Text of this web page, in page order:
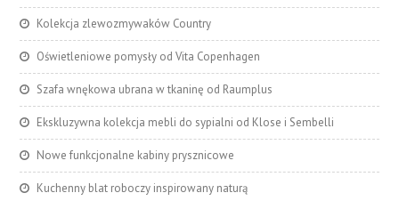
Kolekcja zlewozmywaków Country
Oświetleniowe pomysły od Vita Copenhagen
Szafa wnękowa ubrana w tkaninę od Raumplus
Ekskluzywna kolekcja mebli do sypialni od Klose i Sembelli
Nowe funkcjonalne kabiny prysznicowe
Kuchenny blat roboczy inspirowany naturą